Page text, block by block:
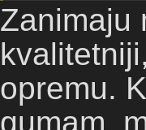
Zanimaju
opremu.
gumam,